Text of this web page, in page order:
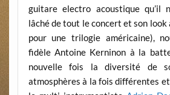
guitare electro acoustique qu’il
lâché de tout le concert et son look
pour une trilogie américaine),
fidèle Antoine Kerninon à la
nouvelle fois la diversité de
atmosphères à la fois différentes